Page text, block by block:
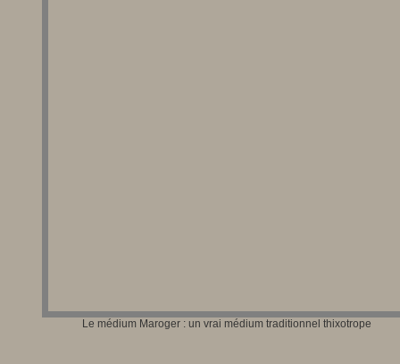
Le médium Maroger : un vrai médium traditionnel thixotrope